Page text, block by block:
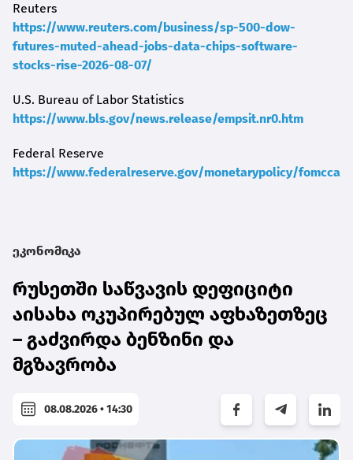
Reuters
https://www.reuters.com/business/sp-500-dow-
futures-muted-ahead-jobs-data-chips-software-
stocks-rise-2026-08-07/
U.S. Bureau of Labor Statistics
https://www.bls.gov/news.release/empsit.nr0.htm
Federal Reserve
https://www.federalreserve.gov/monetarypolicy/
ეკონომიკა
რუსეთში საწვავის დეფიციტი
აისახა ოკუპირებულ აფხაზეთზეც
– გაძვირდა ბენზინი და
მგზავრობა
08.08.2026 • 14:30